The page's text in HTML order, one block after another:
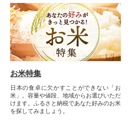
お米特集
日本の食卓に欠かすことができない「お
米」。容量や値段、地域からお選びいただ
けます。ふるさと納税であなた好みのお米
を探してみましょう。